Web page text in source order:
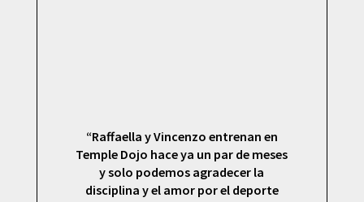
“Raffaella y Vincenzo entrenan en
Temple Dojo hace ya un par de meses
y solo podemos agradecer la
disciplina y el amor por el deporte